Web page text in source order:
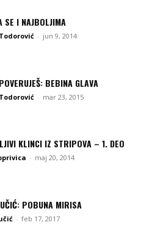
SE I NAJBOLJIMA
- jun 9, 2014
BEBINA GLAVA
- mar 23, 2015
KLINCI IZ STRIPOVA – 1. DEO
- maj 20, 2014
POBUNA MIRISA
- feb 17, 2017